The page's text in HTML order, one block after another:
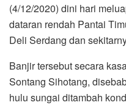
(4/12/2020) dini hari
dataran rendah Pantai
Deli Serdang dan
Banjir tersebut secara
Sontang Sihotang,
hulu sungai ditambah